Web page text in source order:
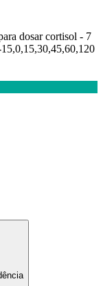
dosar cortisol - 7